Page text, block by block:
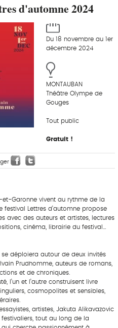
d'automne 2024
Du 18 novembre au 1er
décembre 2024
MONTAUBAN
Théâtre Olympe de
Gouges
Tout public
Gratuit !
et-Garonne vivent au rythme de la
festival Lettres d’automne propose
avec des auteurs et artistes, lectures
cinéma, librairie du festival…
déploiera autour de deux invités
Prudhomme, auteurs de romans,
et de chroniques.
l’un et l’autre construisent livre
cosmopolites et sensibles,
artistes, Jakuta Alikavazovic
tout au long de la